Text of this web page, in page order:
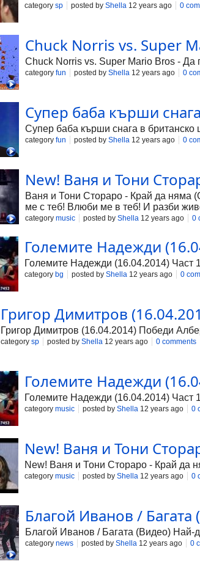
category sp posted by Shella 12 years ago 0
Chuck Norris vs. Super
Chuck Norris vs. Super Mario Bros - Да
category fun posted by Shella 12 years ago 0
Супер баба кърши
Супер баба кърши снага в британско
category fun posted by Shella 12 years ago 0
New! Ваня и Тони
Ваня и Тони Стораро - Край да няма
ме с теб! Влюби ме в теб! И разби
ли е това? Дето нас избра да
съсипва пак! Любовта ни грешната
Дето нас избра да разболее! От
в който горим! Края с тебе,нека край
category music posted by Shella 12 years ago 0
Големите Надежди
Големите Надежди (16.04.2014) Част
category bg posted by Shella 12 years ago 0
Григор Димитров
Григор Димитров (16.04.2014) Победи
category sp posted by Shella 12 years ago 0 comments
Големите Надежди
Големите Надежди (16.04.2014) Част
category music posted by Shella 12 years ago 0
New! Ваня и Тони
New! Ваня и Тони Стораро - Край да
category music posted by Shella 12 years ago 0
Благой Иванов /
Благой Иванов / Багата (Видео)
category news posted by Shella 12 years ago 0